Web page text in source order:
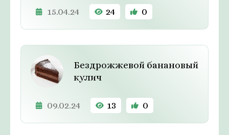
15.04.24 24 0
Бездрожжевой банановый
кулич
09.02.24 13 0